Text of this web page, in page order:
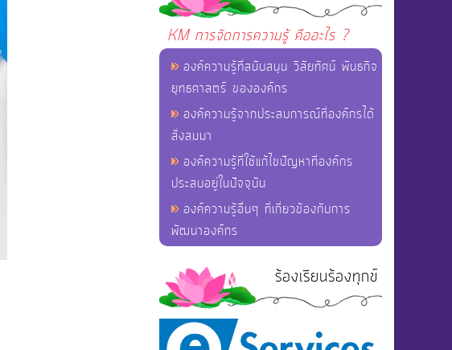
KM การจัดการความรู้ คืออะไร ?
องค์ความรู้ที่สนับสนุน วิสัยทัศน์ พันธกิจ
ยุทธศาสตร์ ขององค์กร
องค์ความรู้จากประสบการณ์ที่องค์กรได้
สั่งสมมา
องค์ความรู้ที่ใช้แก้ไขปัญหาที่องค์กร
ประสบอยู่ในปัจจุบัน
องค์ความรู้อื่นๆ ที่เกี่ยวข้องกับการ
พัฒนาองค์กร
ร้องเรียนร้องทุกข์